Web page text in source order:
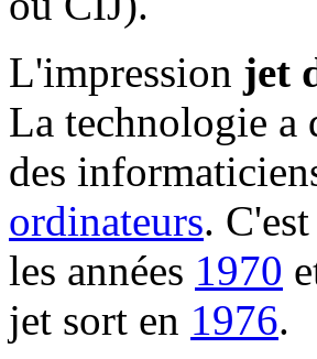
L'impression jet
La technologie a
des
ordinateurs. C'est
les années 1970
jet sort en 1976.